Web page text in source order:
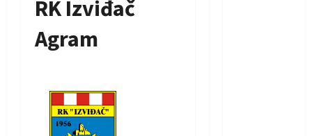
RK Izviđač
Agram